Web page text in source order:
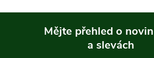
Mějte přehled o
a slevách